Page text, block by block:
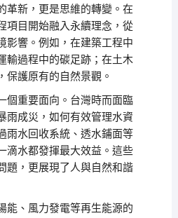
革新，更是思維的轉變。在
項目開始融入永續理念，從
影響。例如，在建築工程中
輸過程中的碳足跡；在土木
保護原有的自然景觀。
個重要面向。台灣時而面臨
雨成災，如何有效管理水資
雨水回收系統、透水鋪面等
滴水都發揮最大效益。這些
題，更展現了人與自然和諧
能、風力發電等再生能源的